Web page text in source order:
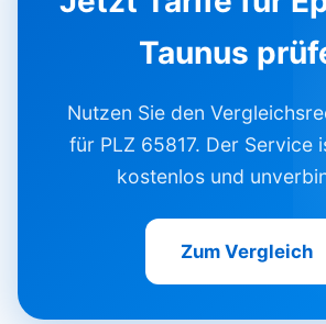
Taunus
Nutzen Sie den
für PLZ 65817. Der Service
kostenlos und
Zum Vergleich